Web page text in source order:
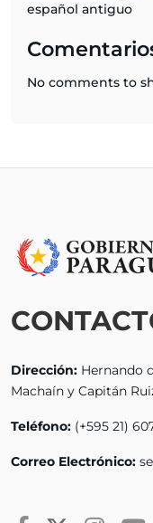
español antiguo
No comments to
Dirección: Hernando
Machaín y Capitán
Teléfono: (+595 21) 607
Correo Electrónico: